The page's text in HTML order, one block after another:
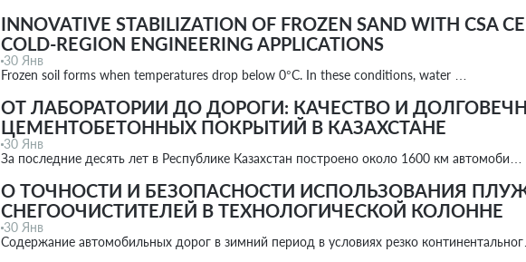
INNOVATIVE STABILIZATION OF FROZEN SAND WITH CSA
COLD-REGION ENGINEERING APPLICATIONS
30 Янв
Frozen soil forms when temperatures drop below 0°C. In these conditions, water …
ОТ ЛАБОРАТОРИИ ДО ДОРОГИ: КАЧЕСТВО И
ЦЕМЕНТОБЕТОННЫХ ПОКРЫТИЙ В КАЗАХСТАНЕ
30 Янв
За последние десять лет в Республике Казахстан построено около 1600 км автомоби…
О ТОЧНОСТИ И БЕЗОПАСНОСТИ ИСПОЛЬЗОВАНИЯ
СНЕГООЧИСТИТЕЛЕЙ В ТЕХНОЛОГИЧЕСКОЙ КОЛОННЕ
30 Янв
Содержание автомобильных дорог в зимний период в условиях резко